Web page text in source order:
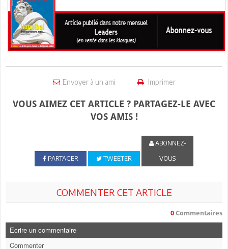
Envoyer à un ami Imprimer
VOUS AIMEZ CET ARTICLE ? PARTAGEZ-LE AVEC
VOS AMIS !
PARTAGER TWEETER
ABONNEZ-
VOUS
COMMENTER CET ARTICLE
0 Commentaires
Ecrire un commentaire
Commenter